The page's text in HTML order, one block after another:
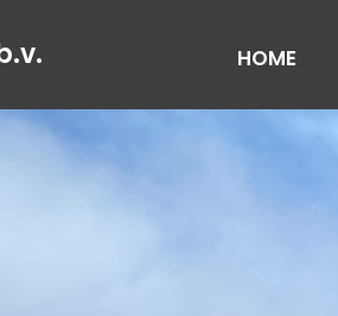
HOME